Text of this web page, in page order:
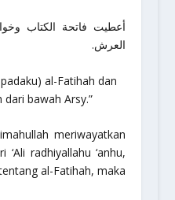
أعطيت فاتحة الكتاب
العرش.
al-Fatihah dan
bawah Arsy.”
meriwayatkan
‘Ali radhiyallahu ‘anhu,
al-Fatihah, maka